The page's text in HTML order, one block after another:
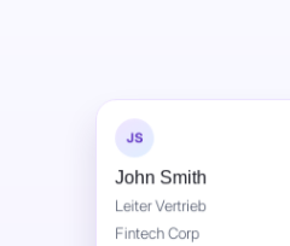
JS
John Smith
Leiter Vertrieb
Fintech Corp